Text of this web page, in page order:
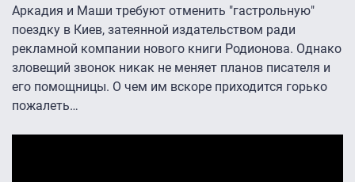
Аркадия и Маши требуют отменить "гастрольную"
поездку в Киев, затеянной издательством ради
рекламной компании нового книги Родионова. Однако
зловещий звонок никак не меняет планов писателя и
его помощницы. О чем им вскоре приходится горько
пожалеть…